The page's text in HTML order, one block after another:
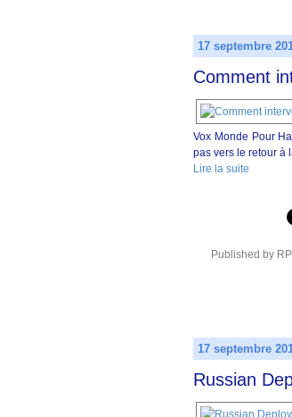
17 septembre
Comment
Vox Monde Pour
pas vers le retour à
Lire la suite
Published by
17 septembre
Russian